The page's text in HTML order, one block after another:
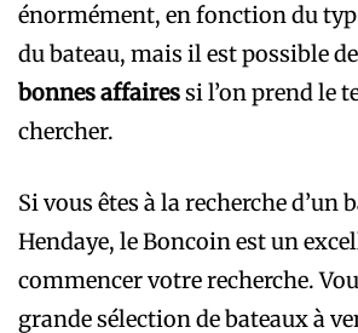
énormément, en fonction du
du bateau, mais il est possible
bonnes affairessi l’on prend le
chercher.
Si vous êtes à la recherche d’un
Hendaye, le Boncoin est un
commencer votre recherche.
grande sélection de bateaux à